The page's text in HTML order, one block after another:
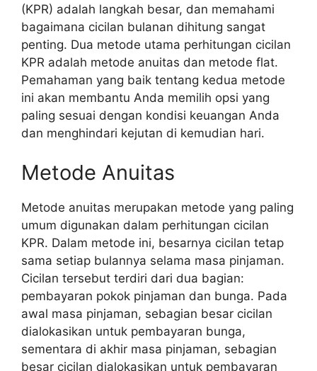
(KPR) adalah langkah besar, dan memahami
bagaimana cicilan bulanan dihitung sangat
penting. Dua metode utama perhitungan cicilan
KPR adalah metode anuitas dan metode flat.
Pemahaman yang baik tentang kedua metode
ini akan membantu Anda memilih opsi yang
paling sesuai dengan kondisi keuangan Anda
dan menghindari kejutan di kemudian hari.
Metode Anuitas
Metode anuitas merupakan metode yang paling
umum digunakan dalam perhitungan cicilan
KPR. Dalam metode ini, besarnya cicilan tetap
sama setiap bulannya selama masa pinjaman.
Cicilan tersebut terdiri dari dua bagian:
pembayaran pokok pinjaman dan bunga. Pada
awal masa pinjaman, sebagian besar cicilan
dialokasikan untuk pembayaran bunga,
sementara di akhir masa pinjaman, sebagian
besar cicilan dialokasikan untuk pembayaran